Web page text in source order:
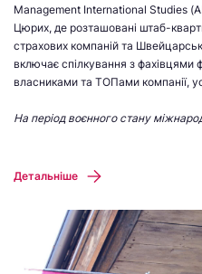
Management International Studies
Цюрих, де розташовані штаб-
страхових компаній та
включає спілкування з фахівцями
власниками та ТОПами компанії,
На період воєнного стану
Детальніше